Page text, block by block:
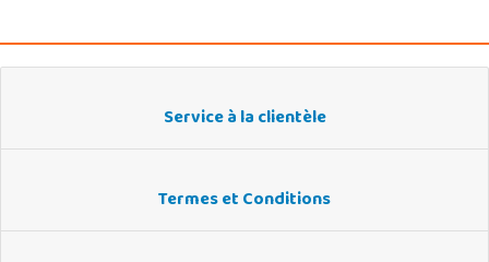
Service à la clientèle
Termes et Conditions